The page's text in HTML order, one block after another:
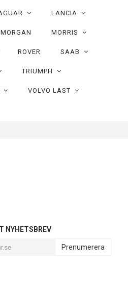
LANCIA
MORGAN MORRIS
ROVER SAAB
TRIUMPH
VOLVO LAST
NYHETSBREV
Prenumerera